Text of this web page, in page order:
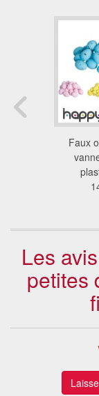
Faux
Les
petites